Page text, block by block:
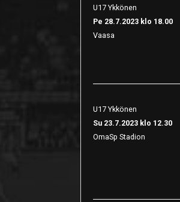
U17 Ykkönen
Pe 28.7.2023 klo 18.00
Vaasa
U17 Ykkönen
Su 23.7.2023 klo 12.30
OmaSp Stadion